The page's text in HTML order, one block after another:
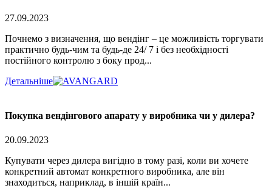
27.09.2023
Почнемо з визначення, що вендінг – це можливість торгувати
практично будь-чим та будь-де 24/ 7 і без необхідності
постійного контролю з боку прод...
Детальніше
Покупка вендінгового апарату у виробника чи у дилера?
20.09.2023
Купувати через дилера вигідно в тому разі, коли ви хочете
конкретний автомат конкретного виробника, але він
знаходиться, наприклад, в іншій країн...